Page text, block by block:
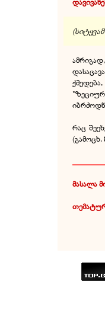
რაც
(გამოცხ.
მასალა